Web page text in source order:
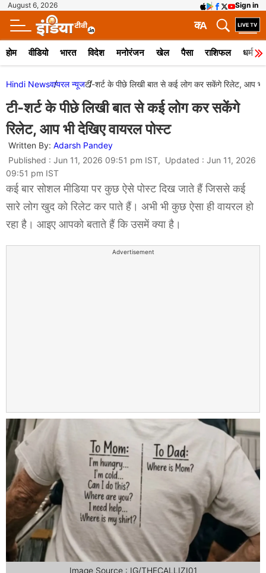
August 6, 2026 Sign in
A
क
होम वीडियो भारत विदेश मनोरंजन खेल पैसा राशिफल धर्म
Hindi Newsवायरल न्‍यूजटी-शर्ट के पीछे लिखी बात से कई लोग कर सकेंगे रिलेट, आप भी
टी-शर्ट के पीछे लिखी बात से कई लोग कर सकेंगे
रिलेट, आप भी देखिए वायरल पोस्ट
Written By: Adarsh Pandey
Published : Jun 11, 2026 09:51 pm IST, Updated : Jun 11, 2026
09:51 pm IST
कई बार सोशल मीडिया पर कुछ ऐसे पोस्ट दिख जाते हैं जिससे कई
सारे लोग खुद को रिलेट कर पाते हैं। अभी भी कुछ ऐसा ही वायरल हो
रहा है। आइए आपको बताते हैं कि उसमें क्या है।
Advertisement
Image Source : IG/THECALLIZI01